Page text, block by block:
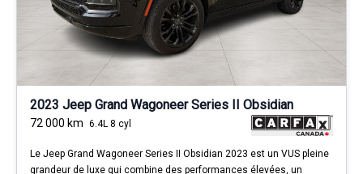
2023 Jeep Grand Wagoneer Series II Obsidian
72 000 km 6.4L 8 cyl
Le Jeep Grand Wagoneer Series II Obsidian 2023 est un VUS pleine
grandeur de luxe qui combine des performances élevées, un